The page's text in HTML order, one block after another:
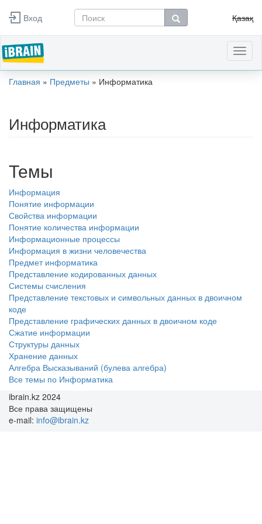
Перейти к основному содержанию
Вход Форма поиска
Поиск
Қазақ
Вы здесь
Главная » Предметы » Информатика
Информатика
Темы
Информация
Понятие информации
Свойства информации
Понятие количества информации
Информационные процессы
Информация в жизни человечества
Предмет информатика
Представление кодированных данных
Системы счисления
Представление текстовых и символьных данных в двоичном
коде
Представление графических данных в двоичном коде
Сжатие информации
Структуры данных
Хранение данных
Алгебра Высказываний (булева алгебра)
Все темы по Информатика
ibrain.kz 2024
Все права защищены
e-mail: info@ibrain.kz